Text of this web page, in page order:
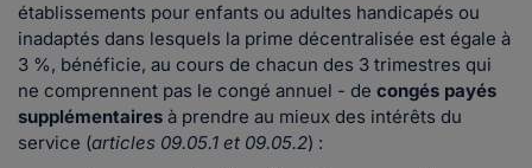
établissements pour enfants ou adultes handicapés ou
inadaptés dans lesquels la prime décentralisée est égale à
3 %, bénéficie, au cours de chacun des 3 trimestres qui
ne comprennent pas le congé annuel - de congés payés
supplémentaires à prendre au mieux des intérêts du
service (articles 09.05.1 et 09.05.2) :